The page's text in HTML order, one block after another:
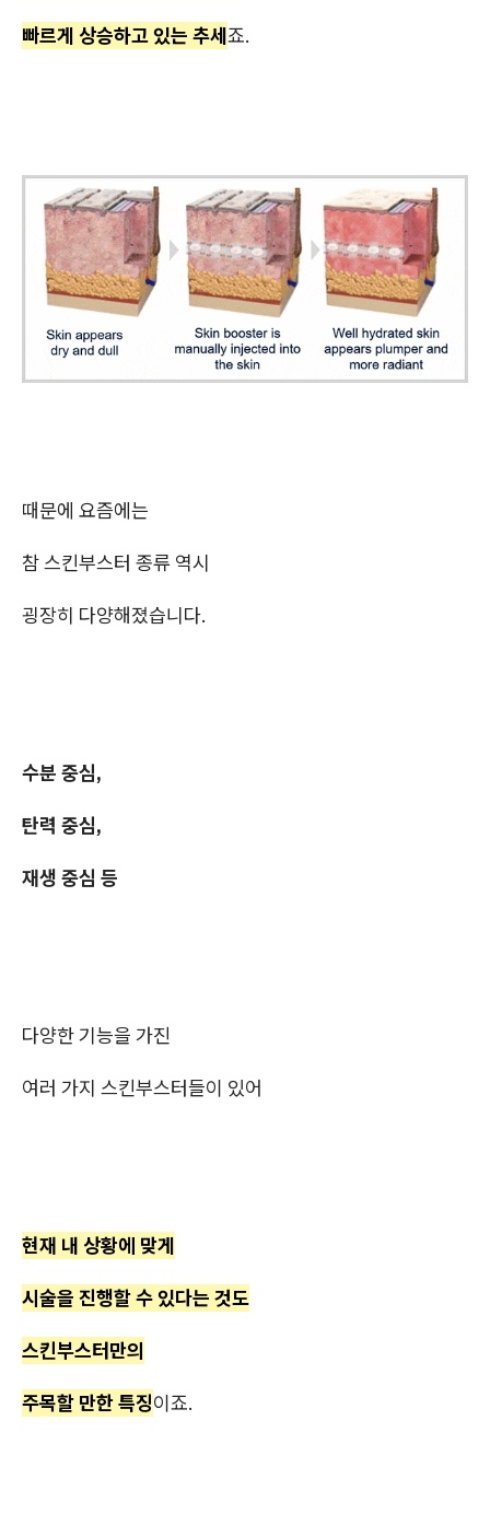
빠르게 상승하고 있는 추세죠.
때문에 요즘에는
참 스킨부스터 종류 역시
굉장히 다양해졌습니다.
수분 중심,
탄력 중심,
재생 중심 등
다양한 기능을 가진
여러 가지 스킨부스터들이 있어
현재 내 상황에 맞게
시술을 진행할 수 있다는 것도
스킨부스터만의
주목할 만한 특징이죠.